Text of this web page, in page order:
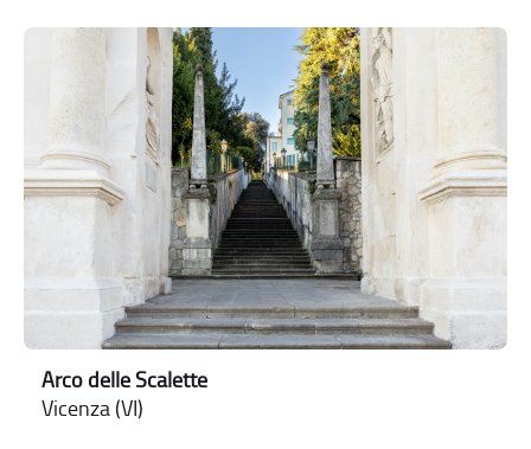
Arco delle Scalette
Vicenza (VI)